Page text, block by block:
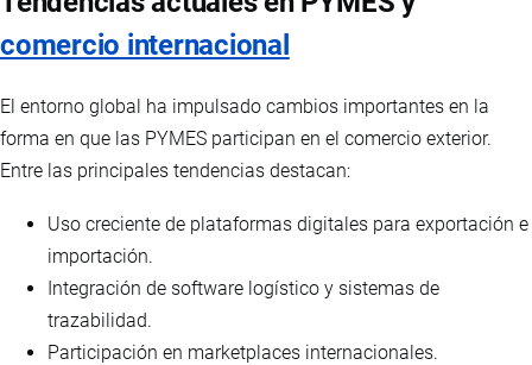
comercio internacional
El entorno global ha impulsado cambios importantes en la
forma en que las PYMES participan en el comercio exterior.
Entre las principales tendencias destacan:
Uso creciente de plataformas digitales para exportación e
importación.
Integración de software logístico y sistemas de
trazabilidad.
Participación en marketplaces internacionales.